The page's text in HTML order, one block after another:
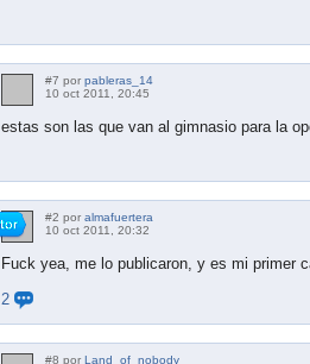
#7 por pableras_14
10 oct 2011, 20:45
estas son las que van al gimnasio para la
#2 por almafuertera
10 oct 2011, 20:32
Fuck yea, me lo publicaron, y es mi primer
2
#8 por Land_of_nobody